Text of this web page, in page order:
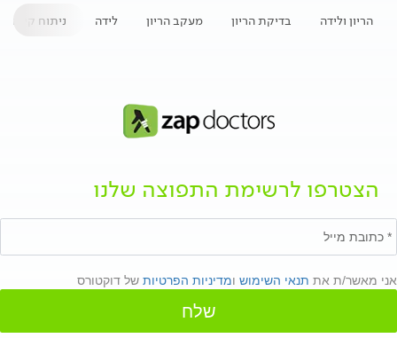
הריון ולידה בדיקת הריון מעקב הריון לידה ניתוח קיסרי
הצטרפו לרשימת התפוצה שלנו
אני מאשר/ת את תנאי השימוש ומדיניות הפרטיות של דוקטורס
שלח